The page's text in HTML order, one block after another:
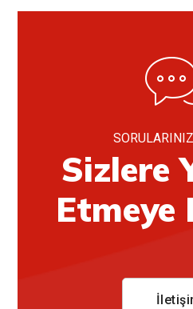
Sizlere
Etmeye